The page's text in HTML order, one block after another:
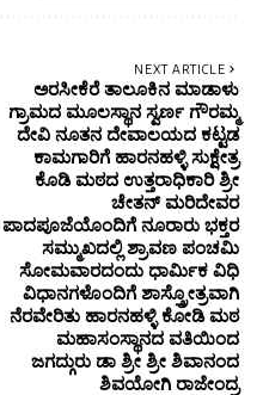
NEXT ARTICLE
ಅರಸೀಕೆರೆ ತಾಲೂಕಿನ ಮಾಡಾಳು
ಗ್ರಾಮದ ಮೂಲಸ್ಥಾನ ಸ್ವರ್ಣ ಗೌರಮ್ಮ
ದೇವಿ ನೂತನ ದೇವಾಲಯದ ಕಟ್ಟಡ
ಕಾಮಗಾರಿಗೆ ಹಾರನಹಳ್ಳಿ ಸುಕ್ಷೇತ್ರ
ಕೊಡಿ ಮಠದ ಉತ್ತರಾಧಿಕಾರಿ ಶ್ರೀ
ಚೇತನ್ ಮರಿದೇವರ
ಪಾದಪೂಜೆಯೊಂದಿಗೆ ನೂರಾರು ಭಕ್ತರ
ಸಮ್ಮುಖದಲ್ಲಿ ಶ್ರಾವಣ ಪಂಚಮಿ
ಸೋಮವಾರದಂದು ಧಾರ್ಮಿಕ ವಿಧಿ
ವಿಧಾನಗಳೊಂದಿಗೆ ಶಾಸ್ತ್ರೋತ್ರವಾಗಿ
ನೆರವೇರಿತು ಹಾರನಹಳ್ಳಿ ಕೋಡಿ ಮಠ
ಮಹಾಸಂಸ್ಥಾನದ ವತಿಯಿಂದ
ಜಗದ್ಗುರು ಡಾ ಶ್ರೀ ಶ್ರೀ ಶಿವಾನಂದ
ಶಿವಯೋಗಿ ರಾಜೇಂದ್ರ